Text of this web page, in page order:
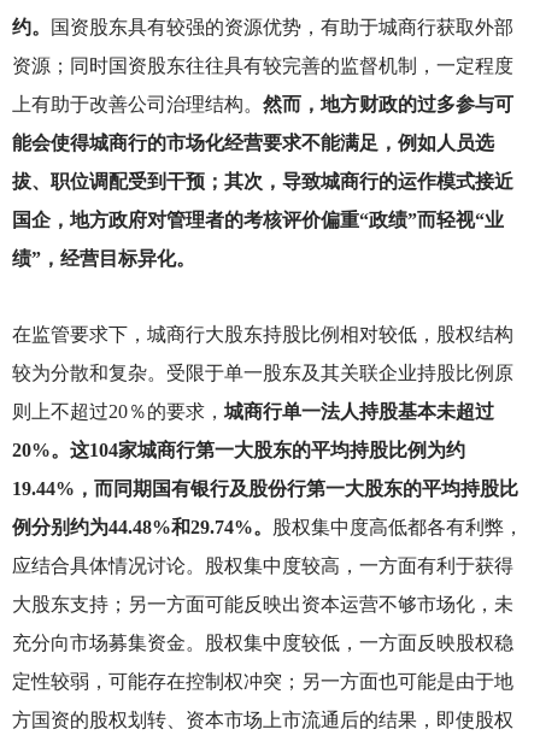
约。
国资股东具有较强的资源优势，有助于城商行获取外部
资源；同时国资股东往往具有较完善的监督机制，一定程度
上有助于改善公司治理结构。 然而，地方财政的过多参与可
能会使得城商行的市场化经营要求不能满足，例如人员选
拔、职位调配受到干预；其次，导致城商行的运作模式接近
国企，地方政府对管理者的考核评价偏重“政绩”而轻视“业
绩”，经营目标异化。
在监管要求下，城商行大股东持股比例相对较低，股权结构
较为分散和复杂。受限于单一股东及其关联企业持股比例原
则上不超过20％的要求， 城商行单一法人持股基本未超过
20%。这104家城商行第一大股东的平均持股比例为约
19.44%，而同期国有银行及股份行第一大股东的平均持股比
例分别约为44.48%和29.74%。
股权集中度高低都各有利弊，
应结合具体情况讨论。股权集中度较高，一方面有利于获得
大股东支持；另一方面可能反映出资本运营不够市场化，未
充分向市场募集资金。股权集中度较低，一方面反映股权稳
定性较弱，可能存在控制权冲突；另一方面也可能是由于地
方国资的股权划转、资本市场上市流通后的结果，即使股权